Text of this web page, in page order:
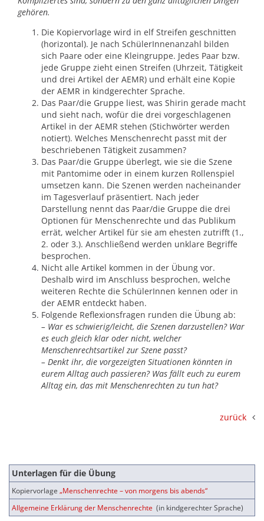
gehören.
Die Kopiervorlage wird in elf Streifen geschnitten
(horizontal). Je nach SchülerInnenanzahl bilden
sich Paare oder eine Kleingruppe. Jedes Paar bzw.
jede Gruppe zieht einen Streifen (Uhrzeit, Tätigkeit
und drei Artikel der AEMR) und erhält eine Kopie
der AEMR in kindgerechter Sprache.
Das Paar/die Gruppe liest, was Shirin gerade macht
und sieht nach, wofür die drei vorgeschlagenen
Artikel in der AEMR stehen (Stichwörter werden
notiert). Welches Menschenrecht passt mit der
beschriebenen Tätigkeit zusammen?
Das Paar/die Gruppe überlegt, wie sie die Szene
mit Pantomime oder in einem kurzen Rollenspiel
umsetzen kann. Die Szenen werden nacheinander
im Tagesverlauf präsentiert. Nach jeder
Darstellung nennt das Paar/die Gruppe die drei
Optionen für Menschenrechte und das Publikum
errät, welcher Artikel für sie am ehesten zutrifft (1.,
2. oder 3.). Anschließend werden unklare Begriffe
besprochen.
Nicht alle Artikel kommen in der Übung vor.
Deshalb wird im Anschluss besprochen, welche
weiteren Rechte die SchülerInnen kennen oder in
der AEMR entdeckt haben.
Folgende Reflexionsfragen runden die Übung ab:
– War es schwierig/leicht, die Szenen darzustellen? War
es euch gleich klar oder nicht, welcher
Menschenrechtsartikel zur Szene passt?
– Denkt ihr, die vorgezeigten Situationen könnten in
eurem Alltag auch passieren? Was fällt euch zu eurem
Alltag ein, das mit Menschenrechten zu tun hat?
zurück
Unterlagen für die Übung
Kopiervorlage „Menschenrechte – von morgens bis abends“
Allgemeine Erklärung der Menschenrechte (in kindgerechter Sprache)